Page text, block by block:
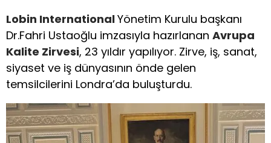
Lobin InternationalYönetim Kurulu başkanı
Dr.Fahri Ustaoğlu imzasıyla hazırlanan Avrupa
Kalite Zirvesi, 23 yıldır yapılıyor. Zirve, iş, sanat,
siyaset ve iş dünyasının önde gelen
temsilcilerini Londra’da buluşturdu.